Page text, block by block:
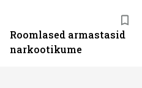
Roomlased armastasid
narkootikume